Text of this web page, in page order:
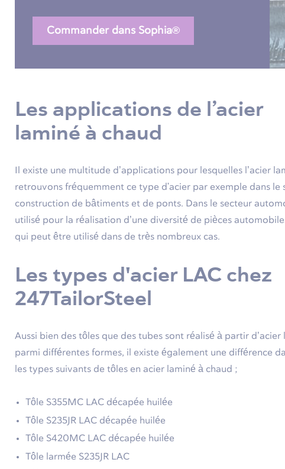
Commander dans Sophia®
Les applications de l’acier
laminé à chaud
Il existe une multitude d’applications pour lesquelles l’acier
retrouvons fréquemment ce type d'acier par exemple dans
construction de bâtiments et de ponts. Dans le secteur
utilisé pour la réalisation d’une diversité de pièces
qui peut être utilisé dans de très nombreux cas.
Les types d'acier LAC chez
247TailorSteel
Aussi bien des tôles que des tubes sont réalisé à partir
parmi différentes formes, il existe également une différence
les types suivants de tôles en acier laminé à chaud ;
Tôle S355MC LAC décapée huilée
Tôle S235JR LAC décapée huilée
Tôle S420MC LAC décapée huilée
Tôle larmée S235JR LAC